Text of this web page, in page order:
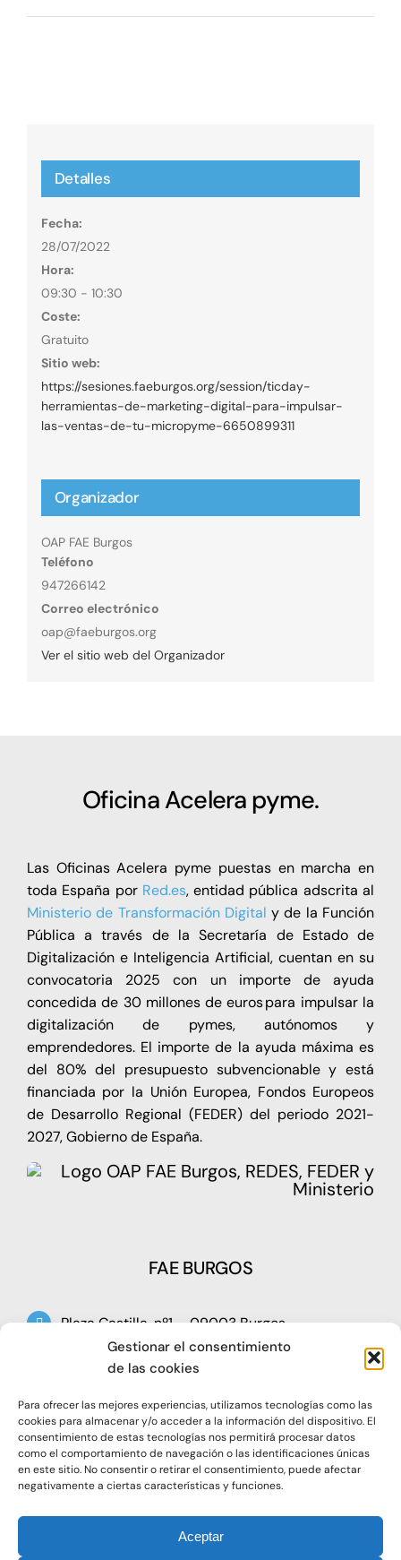
Gestionar el consentimiento
de las cookies
Para ofrecer las mejores experiencias, utilizamos tecnologías como las
cookies para almacenar y/o acceder a la información del dispositivo. El
consentimiento de estas tecnologías nos permitirá procesar datos
como el comportamiento de navegación o las identificaciones únicas
en este sitio. No consentir o retirar el consentimiento, puede afectar
negativamente a ciertas características y funciones.
Aceptar
Detalles
Fecha:
28/07/2022
Hora:
09:30 - 10:30
Coste:
Gratuito
Sitio web:
https://sesiones.faeburgos.org/session/ticday-
herramientas-de-marketing-digital-para-impulsar-
las-ventas-de-tu-micropyme-6650899311
Organizador
OAP FAE Burgos
Teléfono
947266142
Correo electrónico
oap@faeburgos.org
Ver el sitio web del Organizador
Oficina Acelera pyme.
Las Oficinas Acelera pyme puestas en marcha en
toda España por Red.es, entidad pública adscrita al
Ministerio de Transformación Digital y de la Función
Pública a través de la Secretaría de Estado de
Digitalización e Inteligencia Artificial, cuentan en su
convocatoria 2025 con un importe de ayuda
concedida de 30 millones de euros para impulsar la
digitalización de pymes, autónomos y
emprendedores. El importe de la ayuda máxima es
del 80% del presupuesto subvencionable y está
financiada por la Unión Europea, Fondos Europeos
de Desarrollo Regional (FEDER) del periodo 2021-
2027, Gobierno de España.
FAE BURGOS
Plaza Castilla, nº1 – 09003 Burgos
Telf: 947 266 142
oap@faeburgos.org